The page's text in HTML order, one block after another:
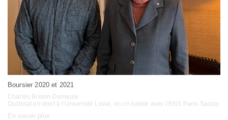
Boursier 2020 et 2021
Charles Breton-Demeule
Doctorat en droit à l'Université Laval, en co-tutelle avec l'ENS Paris-Saclay.
En savoir plus